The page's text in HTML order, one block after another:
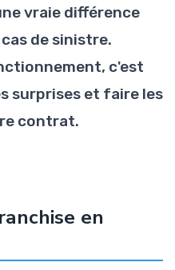
vraie différence
de sinistre.
c'est
surprises et faire les
contrat.
en